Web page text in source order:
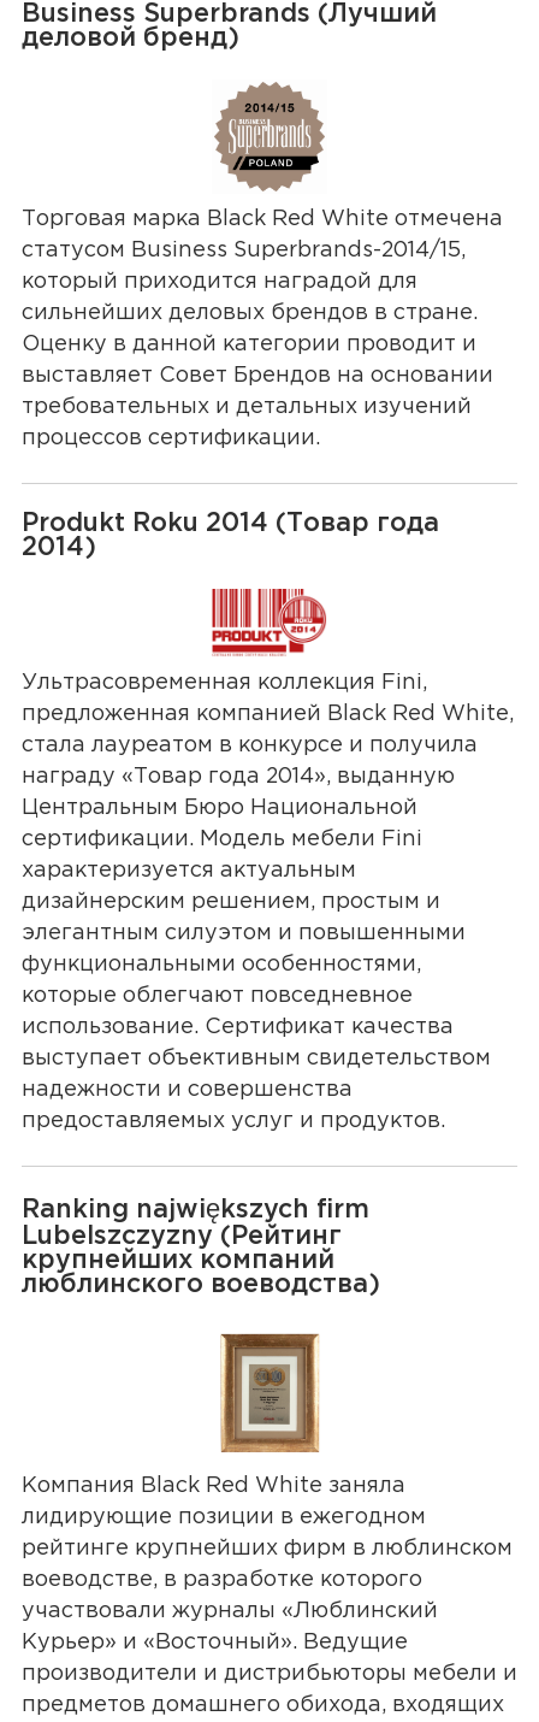
Business Superbrands (Лучший
деловой бренд)
Торговая марка Black Red White отмечена
статусом Business Superbrands-2014/15,
который приходится наградой для
сильнейших деловых брендов в стране.
Оценку в данной категории проводит и
выставляет Совет Брендов на основании
требовательных и детальных изучений
процессов сертификации.
Produkt Roku 2014 (Товар года
2014)
Ультрасовременная коллекция Fini,
предложенная компанией Black Red White,
стала лауреатом в конкурсе и получила
награду «Товар года 2014», выданную
Центральным Бюро Национальной
сертификации. Модель мебели Fini
характеризуется актуальным
дизайнерским решением, простым и
элегантным силуэтом и повышенными
функциональными особенностями,
которые облегчают повседневное
использование. Сертификат качества
выступает объективным свидетельством
надежности и совершенства
предоставляемых услуг и продуктов.
Ranking największych firm
Lubelszczyzny (Рейтинг
крупнейших компаний
люблинского воеводства)
Компания Black Red White заняла
лидирующие позиции в ежегодном
рейтинге крупнейших фирм в люблинском
воеводстве, в разработке которого
участвовали журналы «Люблинский
Курьер» и «Восточный». Ведущие
производители и дистрибьюторы мебели и
предметов домашнего обихода, входящих